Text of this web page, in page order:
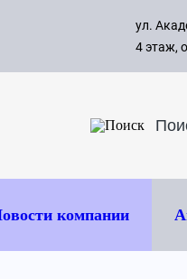
ул.
4 этаж,
компании